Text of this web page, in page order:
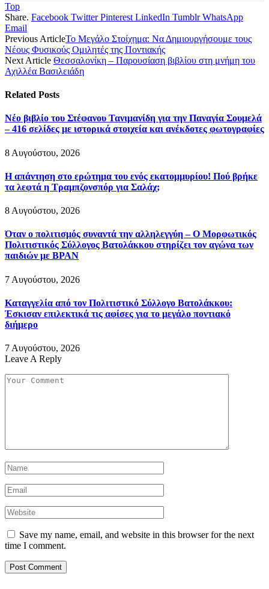
Top
Share. Facebook Twitter Pinterest LinkedIn Tumblr WhatsApp
Email
Previous ArticleΤο Μεγάλο Στοίχημα: Να Δημιουργήσουμε τους
Νέους Φυσικούς Ομιλητές της Ποντιακής
Next Article Θεσσαλονίκη – Παρουσίαση βιβλίου στη μνήμη του
Αχιλλέα Βασιλειάδη
Related Posts
Νέο βιβλίο του Στέφανου Τανιμανίδη για την Παναγία Σουμελά
– 416 σελίδες με ιστορικά στοιχεία και ανέκδοτες φωτογραφίες
8 Αυγούστου, 2026
Η απάντηση στο ερώτημα του ενός εκατομμυρίου! Πού βρήκε
τα λεφτά η Τραμπζονσπόρ για Σαλάχ;
8 Αυγούστου, 2026
Όταν ο πολιτισμός συναντά την αλληλεγγύη – Ο Μορφωτικός
Πολιτιστικός Σύλλογος Βατολάκκου στηρίζει τον αγώνα των
παιδιών με BPAN
7 Αυγούστου, 2026
Καταγγελία από τον Πολιτιστικό Σύλλογο Βατολάκκου:
Έσκισαν επιλεκτικά τις αφίσες για το μεγάλο ποντιακό
διήμερο
7 Αυγούστου, 2026
Leave A Reply
Save my name, email, and website in this browser for the next
time I comment.